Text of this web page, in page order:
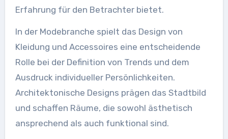
Erfahrung für den Betrachter bietet.
In der Modebranche spielt das Design von
Kleidung und Accessoires eine entscheidende
Rolle bei der Definition von Trends und dem
Ausdruck individueller Persönlichkeiten.
Architektonische Designs prägen das Stadtbild
und schaffen Räume, die sowohl ästhetisch
ansprechend als auch funktional sind.